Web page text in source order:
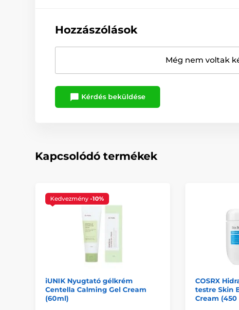
Hozzászólások
Még nem voltak
Kérdés beküldése
Kapcsolódó termékek
Kedvezmény -10%
iUNIK Nyugtató gélkrém
Centella Calming Gel Cream
(60ml)
COSRX
testre Skin
Cream (450